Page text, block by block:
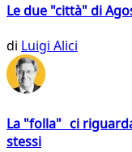
Le due "città" di
di Luigi Alici
La "folla" ci
stessi